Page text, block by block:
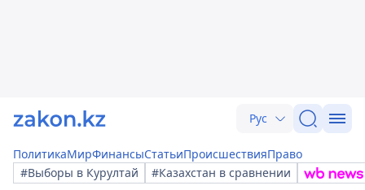
Рус
ПолитикаМирФинансыСтатьиПроисшествияПраво
#Выборы в Курултай
#Казахстан в сравнении